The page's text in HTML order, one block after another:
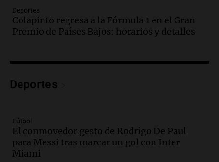
Audio. Borges, abogada de Pourrain:
"Tres hombres se lo llevaron para
hacerle preguntas y nunca regresó"
Episodios
metros del río Suquía y retiraron hasta
Episodios
Audio.La historia de la servilleta que
firmó Jorge Messi para el primer
contrato de Leo con Barcelona
Deportes
Colapinto regresa a la Fórmula 1 en el Gran
Premio de Países Bajos: horarios y detalles
Deportes
Fútbol
El conmovedor gesto de Rodrigo De Paul
para Messi tras marcar un gol con Inter
Miami